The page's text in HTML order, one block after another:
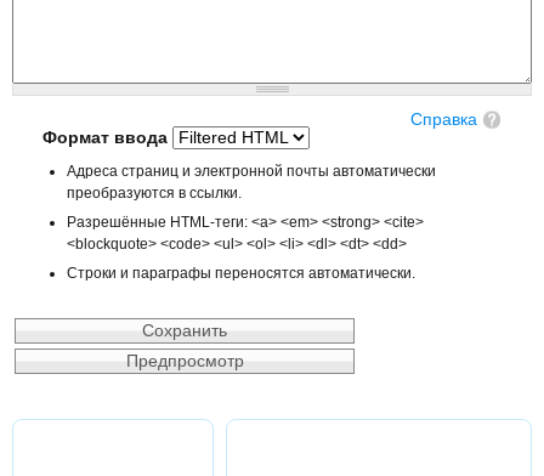
Справка
Формат ввода
Адреса страниц и электронной почты автоматически
преобразуются в ссылки.
Разрешённые HTML-теги: <a> <em> <strong> <cite>
<blockquote> <code> <ul> <ol> <li> <dl> <dt> <dd>
Строки и параграфы переносятся автоматически.